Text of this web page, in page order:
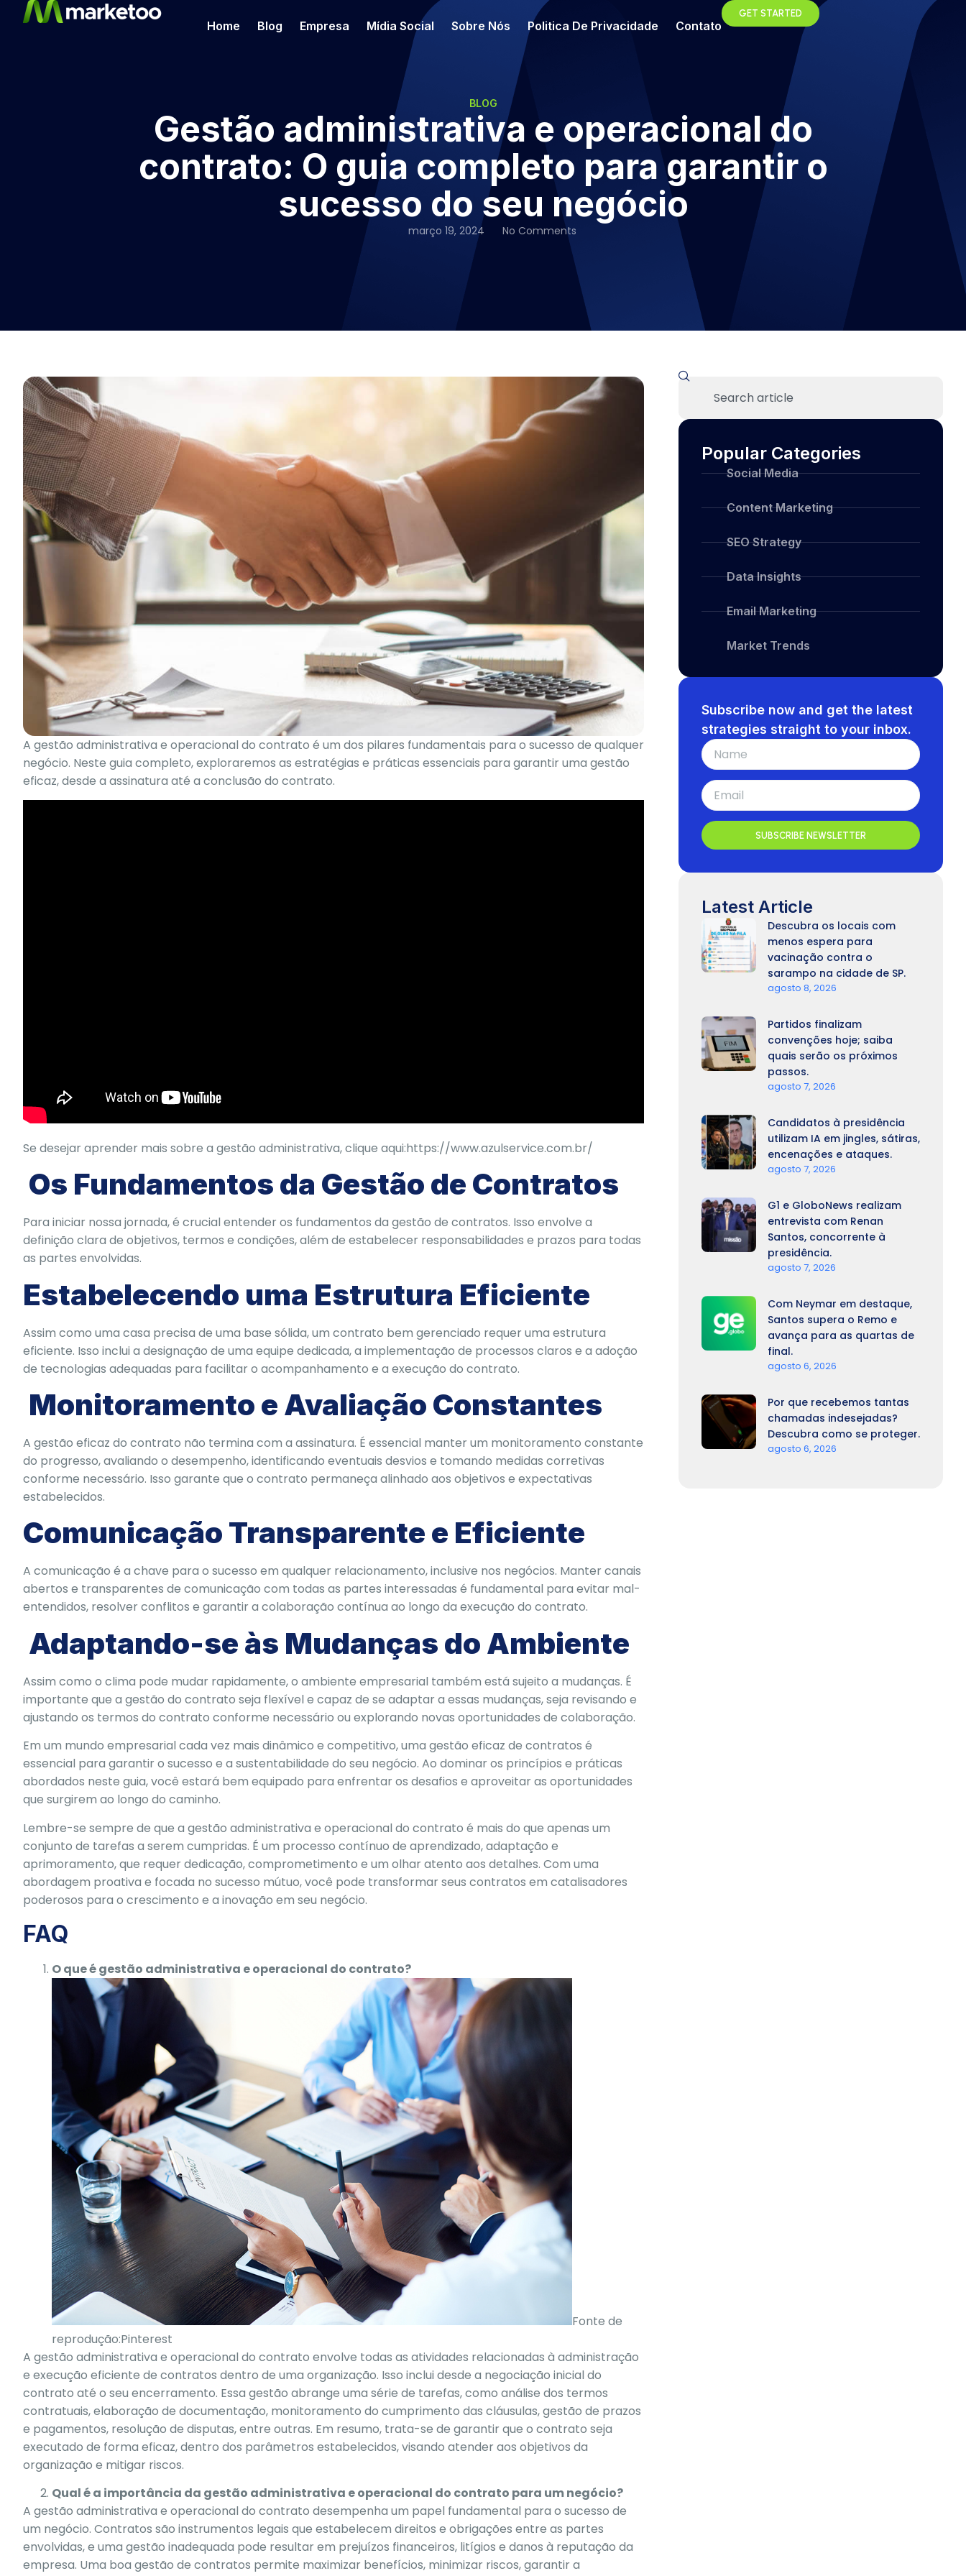
Home Blog Empresa Mídia Social Sobre Nós Politica De Privacidade Contato
GET STARTED
BLOG
Gestão administrativa e operacional do
contrato: O guia completo para garantir o
sucesso do seu negócio
março 19, 2024 No Comments
A gestão administrativa e operacional do contrato é um dos pilares fundamentais para o sucesso de qualquer
negócio. Neste guia completo, exploraremos as estratégias e práticas essenciais para garantir uma gestão
eficaz, desde a assinatura até a conclusão do contrato.
Se desejar aprender mais sobre a gestão administrativa, clique aqui:https://www.azulservice.com.br/
Os Fundamentos da Gestão de Contratos
Para iniciar nossa jornada, é crucial entender os fundamentos da gestão de contratos. Isso envolve a
definição clara de objetivos, termos e condições, além de estabelecer responsabilidades e prazos para todas
as partes envolvidas.
Estabelecendo uma Estrutura Eficiente
Assim como uma casa precisa de uma base sólida, um contrato bem gerenciado requer uma estrutura
eficiente. Isso inclui a designação de uma equipe dedicada, a implementação de processos claros e a adoção
de tecnologias adequadas para facilitar o acompanhamento e a execução do contrato.
Monitoramento e Avaliação Constantes
A gestão eficaz do contrato não termina com a assinatura. É essencial manter um monitoramento constante
do progresso, avaliando o desempenho, identificando eventuais desvios e tomando medidas corretivas
conforme necessário. Isso garante que o contrato permaneça alinhado aos objetivos e expectativas
estabelecidos.
Comunicação Transparente e Eficiente
A comunicação é a chave para o sucesso em qualquer relacionamento, inclusive nos negócios. Manter canais
abertos e transparentes de comunicação com todas as partes interessadas é fundamental para evitar mal-
entendidos, resolver conflitos e garantir a colaboração contínua ao longo da execução do contrato.
Adaptando-se às Mudanças do Ambiente
Assim como o clima pode mudar rapidamente, o ambiente empresarial também está sujeito a mudanças. É
importante que a gestão do contrato seja flexível e capaz de se adaptar a essas mudanças, seja revisando e
ajustando os termos do contrato conforme necessário ou explorando novas oportunidades de colaboração.
Em um mundo empresarial cada vez mais dinâmico e competitivo, uma gestão eficaz de contratos é
essencial para garantir o sucesso e a sustentabilidade do seu negócio. Ao dominar os princípios e práticas
abordados neste guia, você estará bem equipado para enfrentar os desafios e aproveitar as oportunidades
que surgirem ao longo do caminho.
Lembre-se sempre de que a gestão administrativa e operacional do contrato é mais do que apenas um
conjunto de tarefas a serem cumpridas. É um processo contínuo de aprendizado, adaptação e
aprimoramento, que requer dedicação, comprometimento e um olhar atento aos detalhes. Com uma
abordagem proativa e focada no sucesso mútuo, você pode transformar seus contratos em catalisadores
poderosos para o crescimento e a inovação em seu negócio.
FAQ
O que é gestão administrativa e operacional do contrato?
Fonte de
reprodução:Pinterest
A gestão administrativa e operacional do contrato envolve todas as atividades relacionadas à administração
e execução eficiente de contratos dentro de uma organização. Isso inclui desde a negociação inicial do
contrato até o seu encerramento. Essa gestão abrange uma série de tarefas, como análise dos termos
contratuais, elaboração de documentação, monitoramento do cumprimento das cláusulas, gestão de prazos
e pagamentos, resolução de disputas, entre outras. Em resumo, trata-se de garantir que o contrato seja
executado de forma eficaz, dentro dos parâmetros estabelecidos, visando atender aos objetivos da
organização e mitigar riscos.
Qual é a importância da gestão administrativa e operacional do contrato para um negócio?
A gestão administrativa e operacional do contrato desempenha um papel fundamental para o sucesso de
um negócio. Contratos são instrumentos legais que estabelecem direitos e obrigações entre as partes
envolvidas, e uma gestão inadequada pode resultar em prejuízos financeiros, litígios e danos à reputação da
empresa. Uma boa gestão de contratos permite maximizar benefícios, minimizar riscos, garantir a
Popular Categories
Social Media
Content Marketing
SEO Strategy
Data Insights
Email Marketing
Market Trends
Subscribe now and get the latest
strategies straight to your inbox.
SUBSCRIBE NEWSLETTER
Latest Article
Descubra os locais com
menos espera para
vacinação contra o
sarampo na cidade de SP.
agosto 8, 2026
Partidos finalizam
convenções hoje; saiba
quais serão os próximos
passos.
agosto 7, 2026
Candidatos à presidência
utilizam IA em jingles, sátiras,
encenações e ataques.
agosto 7, 2026
G1 e GloboNews realizam
entrevista com Renan
Santos, concorrente à
presidência.
agosto 7, 2026
Com Neymar em destaque,
Santos supera o Remo e
avança para as quartas de
final.
agosto 6, 2026
Por que recebemos tantas
chamadas indesejadas?
Descubra como se proteger.
agosto 6, 2026